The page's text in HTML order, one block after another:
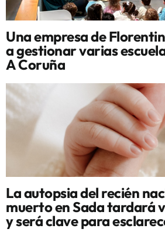
Una empresa de
a gestionar varias
A Coruña
La autopsia del recién
muerto en Sada tardará
y será clave para